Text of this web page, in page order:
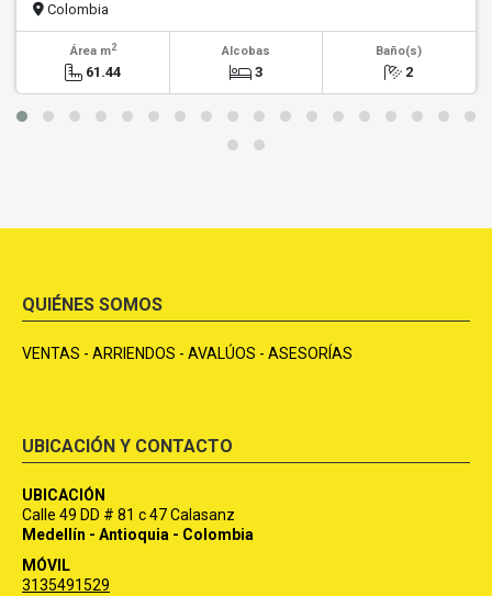
Colombia
Área m2
61.44
Alcobas
3
Baño(s)
2
QUIÉNES SOMOS
VENTAS - ARRIENDOS - AVALÚOS - ASESORÍAS
UBICACIÓN Y CONTACTO
UBICACIÓN
Calle 49 DD # 81 c 47 Calasanz
Medellín - Antioquia - Colombia
MÓVIL
3135491529